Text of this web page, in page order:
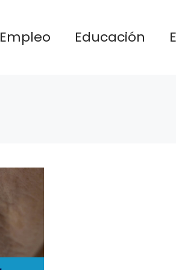
Empleo Educación